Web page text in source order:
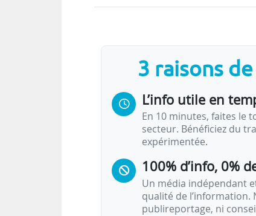
Catherine Ferrant, déléguée
Partenariat entre la
• La Fondation…
3 raisons
L’info utile en
En 10 minutes, faites le
secteur. Bénéficiez du
expérimentée.
100% d’info, 0%
Un média indépendant
qualité de l’information.
publireportage, ni